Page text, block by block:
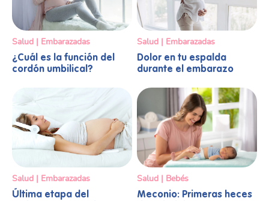
Salud | Embarazadas
¿Cuál es la función del
cordón umbilical?
Salud | Embarazadas
Dolor en tu espalda
durante el embarazo
Salud | Embarazadas
Última etapa del
Salud | Bebés
Meconio: Primeras heces